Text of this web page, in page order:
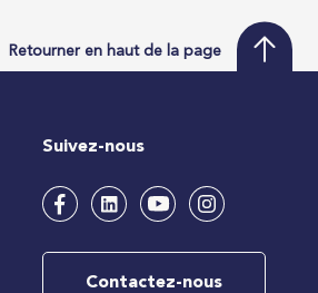
Retourner en haut de la page
Suivez-nous
Contactez-nous